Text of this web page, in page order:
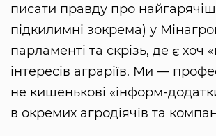
писати правду про найгарячіші
підкилимні зокрема) у
парламенті та скрізь, де є хоч
інтересів аграріїв. Ми —
не кишенькові «інформ-
в окремих агродіячів та